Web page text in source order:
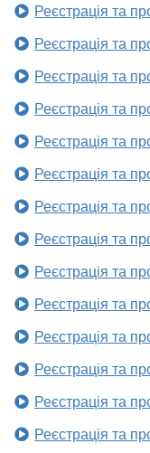
Реєстрація та
Реєстрація та
Реєстрація та
Реєстрація та
Реєстрація та
Реєстрація та
Реєстрація та
Реєстрація та
Реєстрація та
Реєстрація та
Реєстрація та
Реєстрація та
Реєстрація та
Реєстрація та